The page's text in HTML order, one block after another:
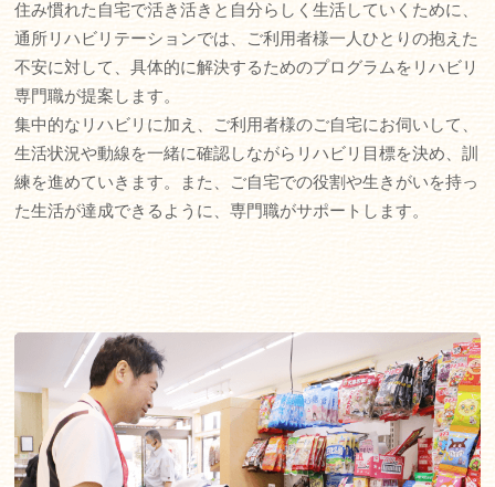
住み慣れた自宅で活き活きと自分らしく生活していくために、
通所リハビリテーションでは、ご利用者様一人ひとりの抱えた
不安に対して、具体的に解決するためのプログラムをリハビリ
専門職が提案します。
集中的なリハビリに加え、ご利用者様のご自宅にお伺いして、
生活状況や動線を一緒に確認しながらリハビリ目標を決め、訓
練を進めていきます。また、ご自宅での役割や生きがいを持っ
た生活が達成できるように、専門職がサポートします。